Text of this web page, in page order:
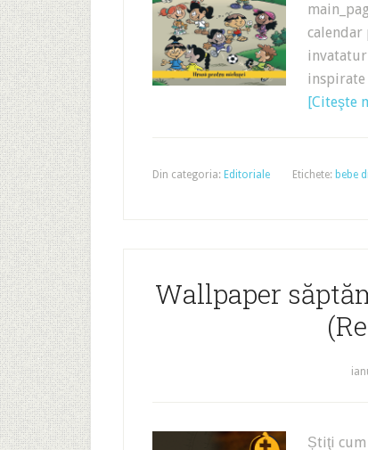
calendar
[Citeşte
Din categoria: Editoriale Etichete: bebe
Wallpaper
Știţi